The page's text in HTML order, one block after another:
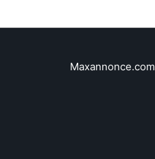
Maxannonce.com